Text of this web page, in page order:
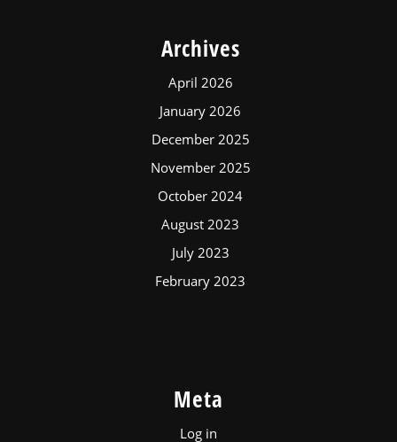
Archives
April 2026
January 2026
December 2025
November 2025
October 2024
August 2023
July 2023
February 2023
Meta
Log in